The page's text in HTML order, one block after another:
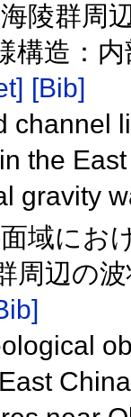
陵群周
構造：
[Bib]
channel
the
gravity
域にお
周辺の